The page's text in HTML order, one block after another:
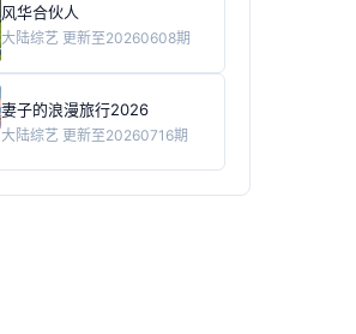
风华合伙人
大陆综艺 更新至20260608期
妻子的浪漫旅行2026
大陆综艺 更新至20260716期